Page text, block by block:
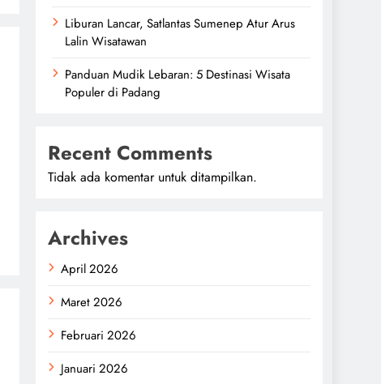
Liburan Lancar, Satlantas Sumenep Atur Arus
Lalin Wisatawan
Panduan Mudik Lebaran: 5 Destinasi Wisata
Populer di Padang
Recent Comments
Tidak ada komentar untuk ditampilkan.
Archives
April 2026
Maret 2026
Februari 2026
Januari 2026